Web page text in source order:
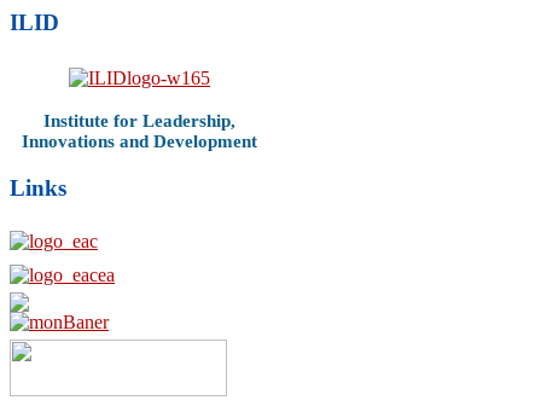
ILID
Institute for Leadership,
Innovations and Development
Links